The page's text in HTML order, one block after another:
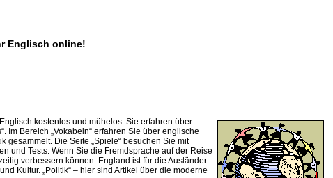
Englisch online!
kostenlos und mühelos. Sie erfahren über
Bereich „Vokabeln“ erfahren Sie über englische
gesammelt. Die Seite „Spiele“ besuchen Sie mit
und Tests. Wenn Sie die Fremdsprache auf der Reise
verbessern können. England ist für die Ausländer
Kultur. „Politik“ – hier sind Artikel über die moderne